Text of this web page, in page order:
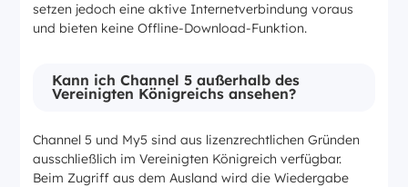
setzen jedoch eine aktive Internetverbindung voraus
und bieten keine Offline-Download-Funktion.
Kann ich Channel 5 außerhalb des
Vereinigten Königreichs ansehen?
Channel 5 und My5 sind aus lizenzrechtlichen Gründen
ausschließlich im Vereinigten Königreich verfügbar.
Beim Zugriff aus dem Ausland wird die Wiedergabe